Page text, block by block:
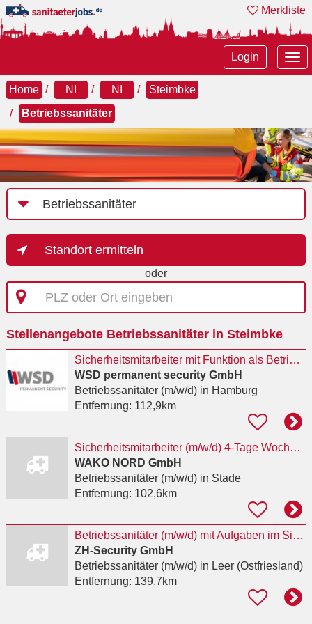
Merkliste
Login
Home NI NI
Steimbke
Betriebssanitäter
Job-
Kategorie
Standort ermitteln
oder
PLZ
oder
eingeben
Stellenangebote Betriebssanitäter in Steimbke
Sicherheitsmitarbeiter mit Funktion als Betriebssanitäter (m/w/d)
WSD permanent security GmbH
Betriebssanitäter (m/w/d)in Hamburg
Entfernung: 112,9km
Sicherheitsmitarbeiter (m/w/d) 4-Tage Woche in Stade - idealerweise mit Ausbildung
WAKO NORD GmbH
Betriebssanitäter (m/w/d)in Stade
Entfernung: 102,6km
Betriebssanitäter (m/w/d) mit Aufgaben im Sicherheitsdienst gesucht
ZH-Security GmbH
Betriebssanitäter (m/w/d)in Leer (Ostfriesland)
Entfernung: 139,7km